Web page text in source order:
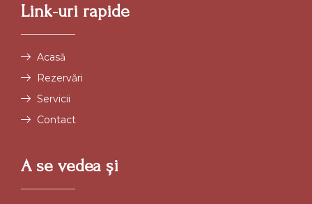
Link-uri rapide
Acasă
Rezervări
Servicii
Contact
A se vedea și